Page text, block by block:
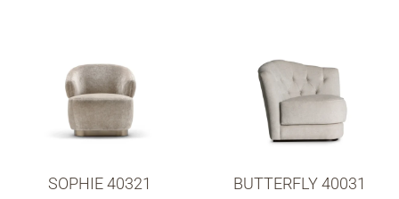
SOPHIE 40321 BUTTERFLY 40031